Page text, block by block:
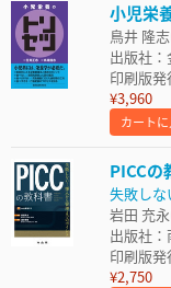
小児栄
鳥井 隆
出版社
印刷版
¥3,960
カート
PICCの
失敗しな
岩田 充
出版社：
印刷版
¥2,750